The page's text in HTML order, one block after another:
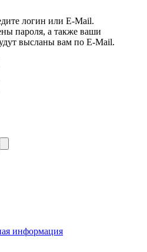
логин или E-Mail.
пароля, а также ваши
высланы вам по E-Mail.
информация